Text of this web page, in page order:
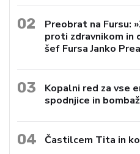
02
Preobrat na Fursu:
proti zdravnikom in
šef Fursa Janko
03
Kopalni red za vse
spodnjice in
04 Častilcem Tita in